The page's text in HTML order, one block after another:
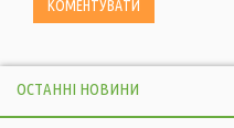
ОСТАННІ НОВИНИ